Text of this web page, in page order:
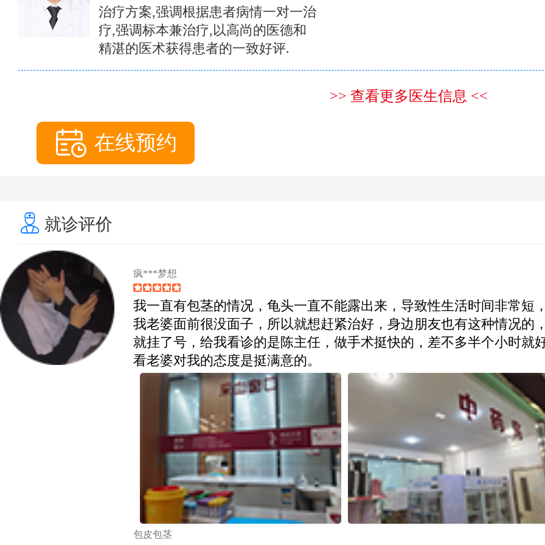
治疗方案,强调根据患者病情一对一治
疗,强调标本兼治疗,以高尚的医德和
精湛的医术获得患者的一致好评.
>> 查看更多医生信息 <<
在线预约
就诊评价
疯***梦想
我一直有包茎的情况，龟头一直不能露出来，导致性生活时间非常短
我老婆面前很没面子，所以就想赶紧治好，身边朋友也有这种情况的
就挂了号，给我看诊的是陈主任，做手术挺快的，差不多半个小时就
看老婆对我的态度是挺满意的。
包皮包茎